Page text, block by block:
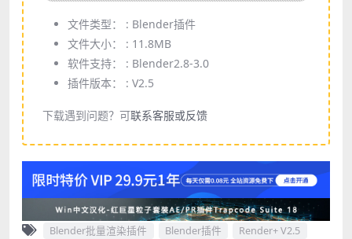
文件类型： : Blender插件
文件大小： : 11.8MB
软件支持： : Blender2.8-3.0
插件版本： : V2.5
下载遇到问题？可联系客服或反馈
Blender批量渲染插件 Blender插件 Render+ V2.5